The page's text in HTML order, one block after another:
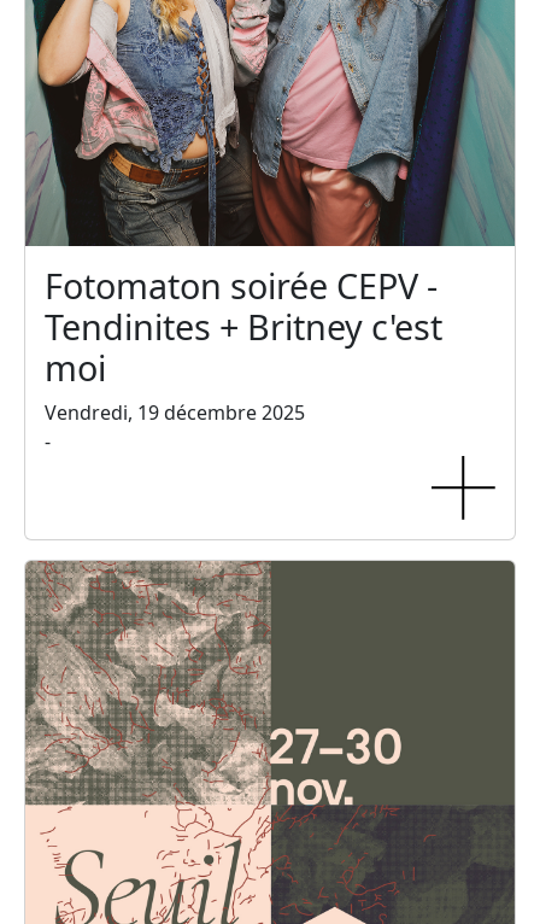
Fotomaton soirée CEPV -
Tendinites + Britney c'est
moi
Vendredi, 19 décembre 2025
-